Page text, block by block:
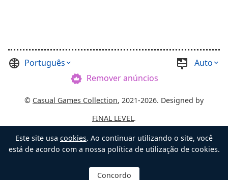
Português
Auto
Remover anúncios
© Casual Games Collection, 2021-2026. Designed by
FINAL LEVEL.
Termos de uso
Privacidade Administrador do Chest
Este site usa cookies. Ao continuar utilizando o site, você
está de acordo com a nossa política de utilização de cookies.